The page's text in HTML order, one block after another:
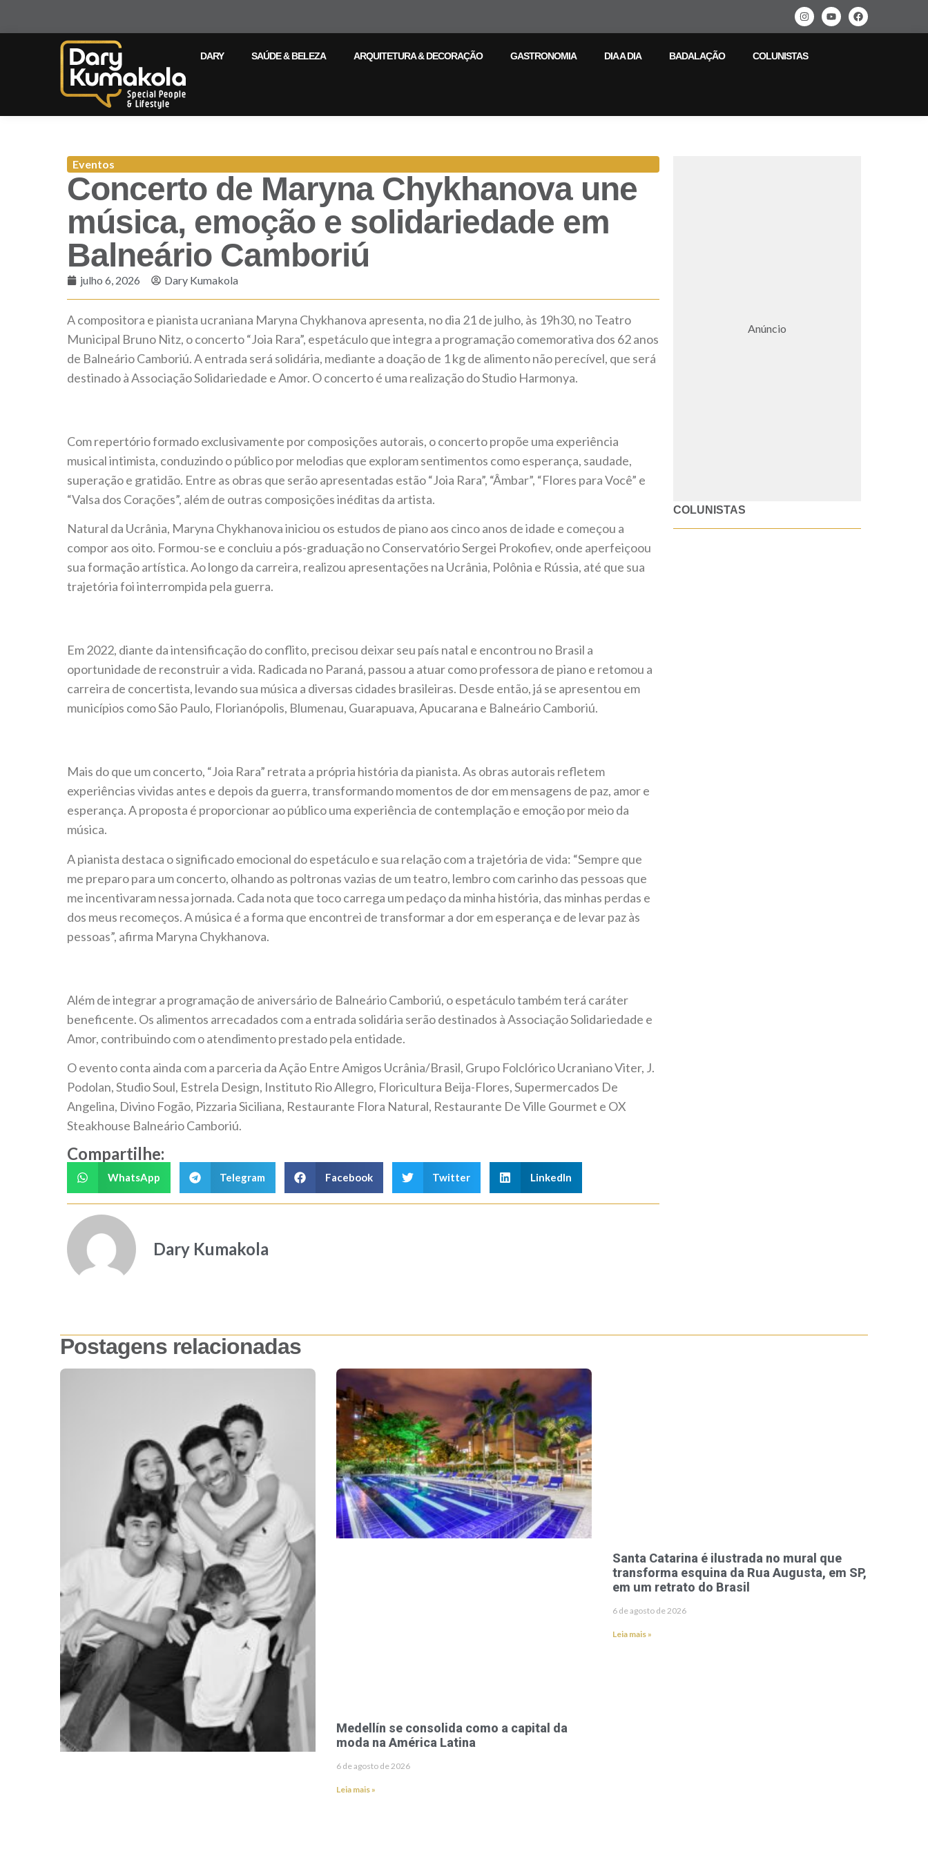
DARY SAÚDE & BELEZA ARQUITETURA & DECORAÇÃO GASTRONOMIA DIA A DIA BADALAÇÃO COLUNISTAS
Eventos
Concerto de Maryna Chykhanova une
música, emoção e solidariedade em
Balneário Camboriú
julho 6, 2026 Dary Kumakola
A compositora e pianista ucraniana Maryna Chykhanova apresenta, no dia 21 de julho, às 19h30, no Teatro
Municipal Bruno Nitz, o concerto “Joia Rara”, espetáculo que integra a programação comemorativa dos 62 anos
de Balneário Camboriú. A entrada será solidária, mediante a doação de 1 kg de alimento não perecível, que será
destinado à Associação Solidariedade e Amor. O concerto é uma realização do Studio Harmonya.
Com repertório formado exclusivamente por composições autorais, o concerto propõe uma experiência
musical intimista, conduzindo o público por melodias que exploram sentimentos como esperança, saudade,
superação e gratidão. Entre as obras que serão apresentadas estão “Joia Rara”, “Âmbar”, “Flores para Você” e
“Valsa dos Corações”, além de outras composições inéditas da artista.
Natural da Ucrânia, Maryna Chykhanova iniciou os estudos de piano aos cinco anos de idade e começou a
compor aos oito. Formou-se e concluiu a pós-graduação no Conservatório Sergei Prokofiev, onde aperfeiçoou
sua formação artística. Ao longo da carreira, realizou apresentações na Ucrânia, Polônia e Rússia, até que sua
trajetória foi interrompida pela guerra.
Em 2022, diante da intensificação do conflito, precisou deixar seu país natal e encontrou no Brasil a
oportunidade de reconstruir a vida. Radicada no Paraná, passou a atuar como professora de piano e retomou a
carreira de concertista, levando sua música a diversas cidades brasileiras. Desde então, já se apresentou em
municípios como São Paulo, Florianópolis, Blumenau, Guarapuava, Apucarana e Balneário Camboriú.
Mais do que um concerto, “Joia Rara” retrata a própria história da pianista. As obras autorais refletem
experiências vividas antes e depois da guerra, transformando momentos de dor em mensagens de paz, amor e
esperança. A proposta é proporcionar ao público uma experiência de contemplação e emoção por meio da
música.
A pianista destaca o significado emocional do espetáculo e sua relação com a trajetória de vida: “Sempre que
me preparo para um concerto, olhando as poltronas vazias de um teatro, lembro com carinho das pessoas que
me incentivaram nessa jornada. Cada nota que toco carrega um pedaço da minha história, das minhas perdas e
dos meus recomeços. A música é a forma que encontrei de transformar a dor em esperança e de levar paz às
pessoas”, afirma Maryna Chykhanova.
Além de integrar a programação de aniversário de Balneário Camboriú, o espetáculo também terá caráter
beneficente. Os alimentos arrecadados com a entrada solidária serão destinados à Associação Solidariedade e
Amor, contribuindo com o atendimento prestado pela entidade.
O evento conta ainda com a parceria da Ação Entre Amigos Ucrânia/Brasil, Grupo Folclórico Ucraniano Viter, J.
Podolan, Studio Soul, Estrela Design, Instituto Rio Allegro, Floricultura Beija-Flores, Supermercados De
Angelina, Divino Fogão, Pizzaria Siciliana, Restaurante Flora Natural, Restaurante De Ville Gourmet e OX
Steakhouse Balneário Camboriú.
Compartilhe:
WhatsApp Telegram Facebook Twitter LinkedIn
Dary Kumakola
Anúncio
COLUNISTAS
Postagens relacionadas
Medellín se consolida como a capital da
moda na América Latina
6 de agosto de 2026
Leia mais »
Santa Catarina é ilustrada no mural que
transforma esquina da Rua Augusta, em SP,
em um retrato do Brasil
6 de agosto de 2026
Leia mais »